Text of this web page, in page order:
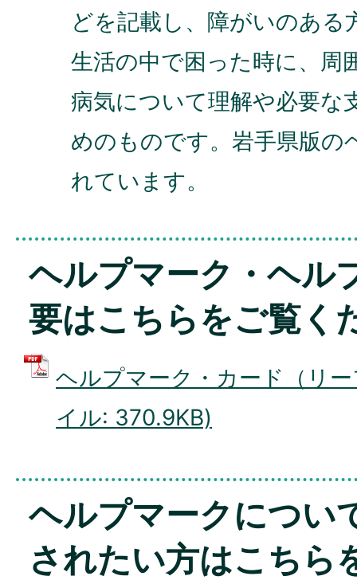
どを記載し、障がいのある
生活の中で困った時に、周
病気について理解や必要な
めのものです。岩手県版の
れています。
ヘルプマーク・ヘル
要はこちらをご覧く
ヘルプマーク・カード（リ
イル: 370.9KB)
ヘルプマークについ
されたい方はこちら